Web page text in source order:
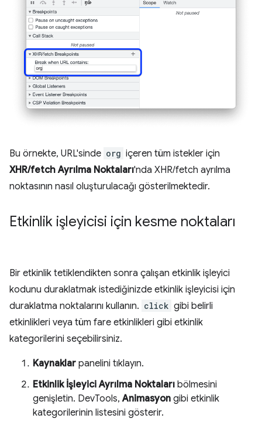
Bu örnekte, URL'sinde org içeren tüm istekler için
XHR/fetch Ayrılma Noktaları'nda XHR/fetch ayrılma
noktasının nasıl oluşturulacağı gösterilmektedir.
Etkinlik işleyicisi için kesme noktaları
Bir etkinlik tetiklendikten sonra çalışan etkinlik işleyici
kodunu duraklatmak istediğinizde etkinlik işleyicisi için
duraklatma noktalarını kullanın. click gibi belirli
etkinlikleri veya tüm fare etkinlikleri gibi etkinlik
kategorilerini seçebilirsiniz.
Kaynaklar panelini tıklayın.
Etkinlik İşleyici Ayrılma Noktaları bölmesini
genişletin. DevTools,Animasyon gibi etkinlik
kategorilerinin listesini gösterir.